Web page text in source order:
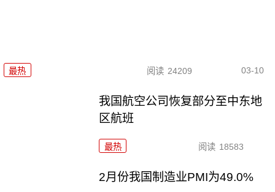
最热 阅读 24209 03-10
我国航空公司恢复部分至中东地
区航班
最热 阅读 18583
2月份我国制造业PMI为49.0%